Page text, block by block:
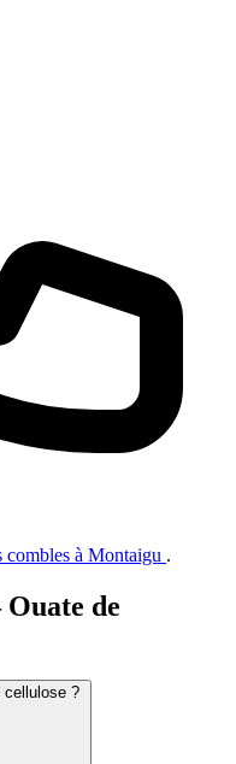
combles à Montaigu .
de
cellulose ?